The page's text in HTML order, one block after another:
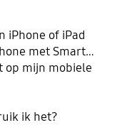
iPhone of iPad
met Smart
op mijn mobiele
ik het?